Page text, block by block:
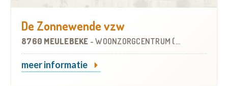
De Zonnewende vzw
8760 MEULEBEKE -WOONZORGCENTRUM (WZC)
meer informatie